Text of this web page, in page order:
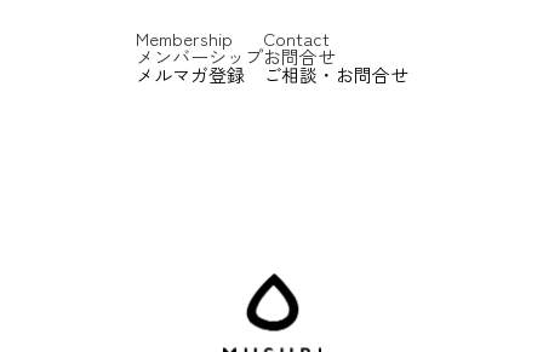
Membership
メンバーシップ
メルマガ登録
Contact
お問合せ
ご相談・お問合せ